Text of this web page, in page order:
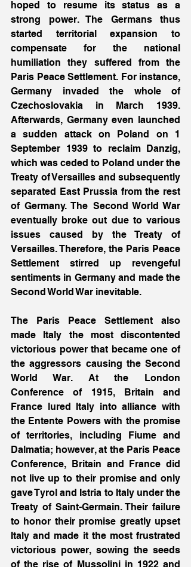
hoped to resume its status as a
strong power. The Germans thus
started territorial expansion to
compensate for the national
humiliation they suffered from the
Paris Peace Settlement. For instance,
Germany invaded the whole of
Czechoslovakia in March 1939.
Afterwards, Germany even launched
a sudden attack on Poland on 1
September 1939 to reclaim Danzig,
which was ceded to Poland under the
Treaty of Versailles and subsequently
separated East Prussia from the rest
of Germany. The Second World War
eventually broke out due to various
issues caused by the Treaty of
Versailles. Therefore, the Paris Peace
Settlement stirred up revengeful
sentiments in Germany and made the
Second World War inevitable.
The Paris Peace Settlement also
made Italy the most discontented
victorious power that became one of
the aggressors causing the Second
World War. At the London
Conference of 1915, Britain and
France lured Italy into alliance with
the Entente Powers with the promise
of territories, including Fiume and
Dalmatia; however, at the Paris Peace
Conference, Britain and France did
not live up to their promise and only
gave Tyrol and Istria to Italy under the
Treaty of Saint-Germain. Their failure
to honor their promise greatly upset
Italy and made it the most frustrated
victorious power, sowing the seeds
of the rise of Mussolini in 1922 and